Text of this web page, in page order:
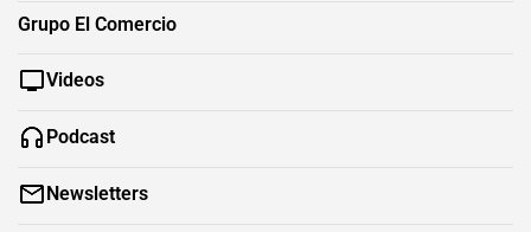
Grupo El Comercio
Videos
Podcast
Newsletters